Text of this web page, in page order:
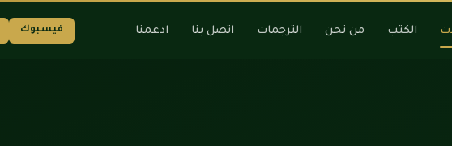
الكتب من نحن الترجمات اتصل بنا ادعمنا فيسبوك